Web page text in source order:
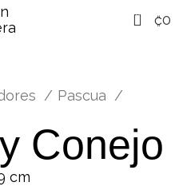
0 ₡0
Pascua
Conejo
cm